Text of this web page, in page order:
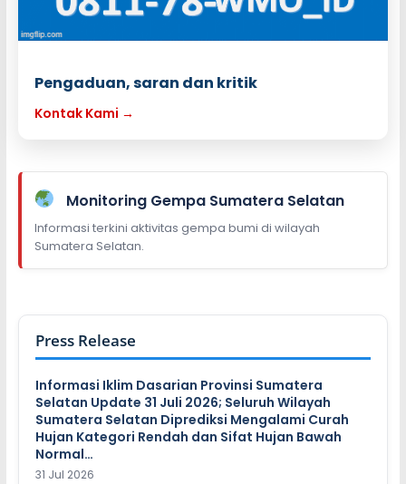
Pengaduan, saran dan kritik
Kontak Kami →
Monitoring Gempa Sumatera Selatan
Informasi terkini aktivitas gempa bumi di wilayah
Sumatera Selatan.
Press Release
Informasi Iklim Dasarian Provinsi Sumatera
Selatan Update 31 Juli 2026; Seluruh Wilayah
Sumatera Selatan Diprediksi Mengalami Curah
Hujan Kategori Rendah dan Sifat Hujan Bawah
Normal…
31 Jul 2026